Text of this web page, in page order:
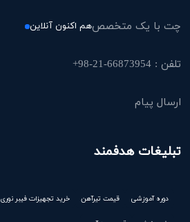
چت با یک متخصصهم اکنون آنلاین
تلفن : 66873954-21-98+
ارسال پیام
تبلیغات هدفمند
دوره آموزشی قیمت تیرآهن خرید تجهیزات فیبر نوری